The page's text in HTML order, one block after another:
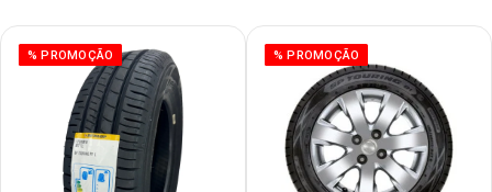
% PROMOÇÃO % PROMOÇÃO